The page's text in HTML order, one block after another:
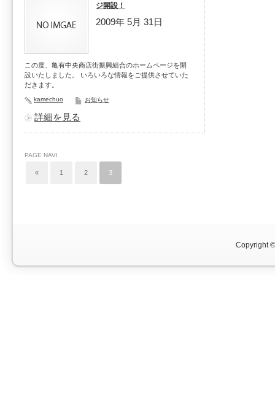
ジ開設！
2009年 5月 31日
この度、亀有中央商店街振興組合のホームページを開
設いたしました。 いろいろな情報をご提供させていた
だきます。
kamechuo お知らせ
詳細を見る
PAGE NAVI
« 1 2 3
Copyright